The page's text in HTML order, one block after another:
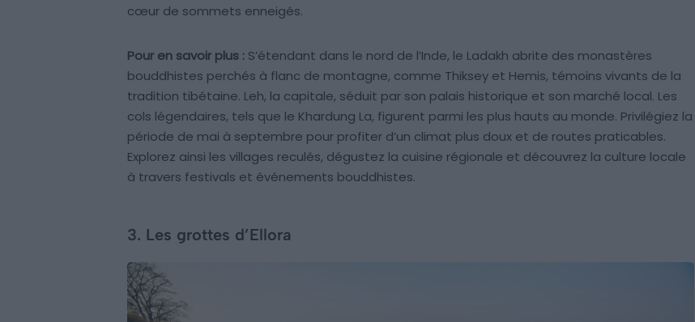
cœur de sommets enneigés.
Pour en savoir plus : S’étendant dans le nord de l’Inde, le Ladakh abrite des monastères
bouddhistes perchés à flanc de montagne, comme Thiksey et Hemis, témoins vivants de la
tradition tibétaine. Leh, la capitale, séduit par son palais historique et son marché local. Les
cols légendaires, tels que le Khardung La, figurent parmi les plus hauts au monde. Privilégiez la
période de mai à septembre pour profiter d’un climat plus doux et de routes praticables.
Explorez ainsi les villages reculés, dégustez la cuisine régionale et découvrez la culture locale
à travers festivals et événements bouddhistes.
3. Les grottes d’Ellora